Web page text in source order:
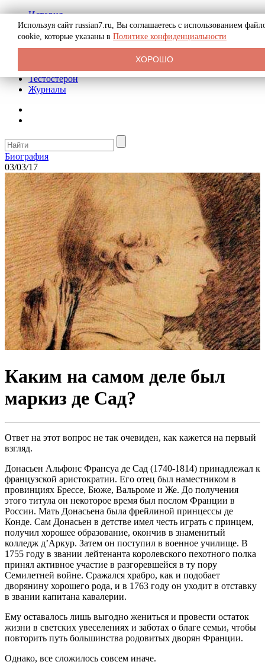
История
Биография
Криминал
Реклама на сайте
Тестостерон
Журналы
Биография
03/03/17
Каким на самом деле был
маркиз де Сад?
Ответ на этот вопрос не так очевиден, как кажется на первый
взгляд.
Донасьен Альфонс Франсуа де Сад (1740-1814) принадлежал к
французской аристократии. Его отец был наместником в
провинциях Брессе, Бюже, Вальроме и Же. До получения
этого титула он некоторое время был послом Франции в
России. Мать Донасьена была фрейлиной принцессы де
Конде. Сам Донасьен в детстве имел честь играть с принцем,
получил хорошее образование, окончив в знаменитый
колледж д’Аркур. Затем он поступил в военное училище. В
1755 году в звании лейтенанта королевского пехотного полка
принял активное участие в разгоревшейся в ту пору
Семилетней войне. Сражался храбро, как и подобает
дворянину хорошего рода, и в 1763 году он уходит в отставку
в звании капитана кавалерии.
Ему оставалось лишь выгодно жениться и провести остаток
жизни в светских увеселениях и заботах о благе семьи, чтобы
повторить путь большинства родовитых дворян Франции.
Однако, все сложилось совсем иначе.
Используя сайт russian7.ru, Вы соглашаетесь с использованием
cookie, которые указаны в Политике конфиденциальности
ХОРОШО